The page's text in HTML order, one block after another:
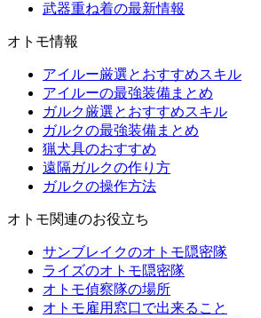
武器重ね着の最新情報
オトモ情報
アイルー厳選とおすすめスキル
アイルーの最強装備まとめ
ガルク厳選とおすすめスキル
ガルクの最強装備まとめ
猟犬具のおすすめ
遠隔ガルクの作り方
ガルクの操作方法
オトモ関連のお役立ち
サンブレイクのオトモ隠密隊
ライズのオトモ隠密隊
オトモ偵察隊の場所
オトモ雇用窓口で出来ること